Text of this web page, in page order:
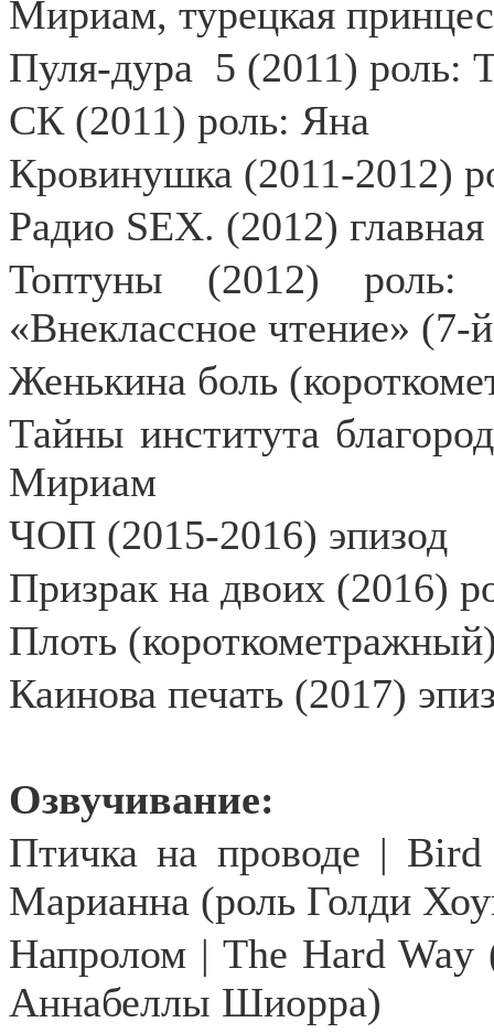
Мириам, турецкая
Пуля-дура 5 (2011) роль:
СК (2011) роль: Яна
Кровинушка (2011-2012)
Радио SEX. (2012)
Топтуны (2012) роль:
«Внеклассное чтение» (7-
Женькина боль
Тайны института
Мириам
ЧОП (2015-2016) эпизод
Призрак на двоих (2016)
Плоть
Каинова печать (2017)
Озвучивание:
Птичка на проводе | Bird
Марианна (роль Голди
Напролом |The Hard Way
Аннабеллы Шиорра)